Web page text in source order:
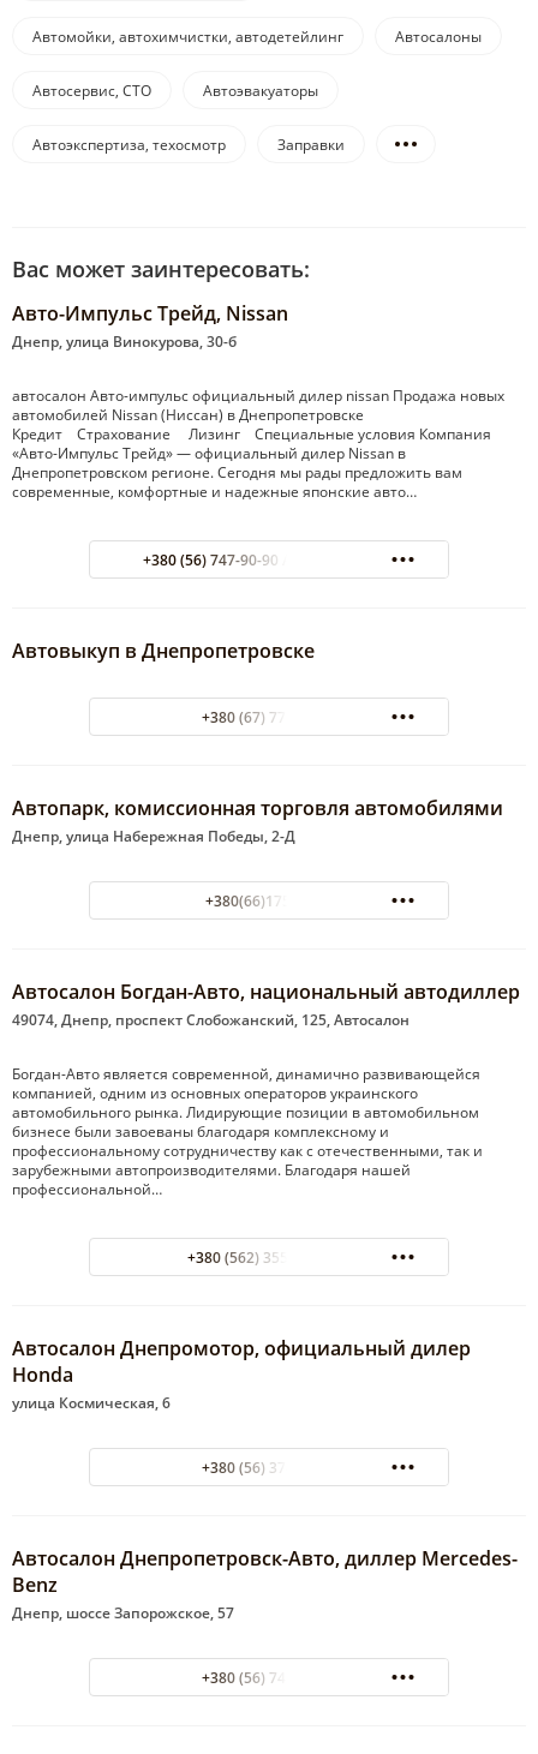
Автомойки, автохимчистки, автодетейлинг Автосалоны
Автосервис, СТО Автоэвакуаторы
Автоэкспертиза, техосмотр Заправки
Вас может заинтересовать:
Авто-Импульс Трейд, Nissan
Днепр, улица Винокурова, 30-б
автосалон Авто-импульс официальный дилер nissan Продажа новых
автомобилей Nissan (Ниссан) в Днепропетровске
Кредит Страхование Лизинг Специальные условия Компания
«Авто-Импульс Трейд» — официальный дилер Nissan в
Днепропетровском регионе. Сегодня мы рады предложить вам
современные, комфортные и надежные японские авто…
+380 (56) 747-90-90 Администратор
Автовыкуп в Днепропетровске
+380 (67) 778-23-22
Автопарк, комиссионная торговля автомобилями
Днепр, улица Набережная Победы, 2-Д
+380(66)175-67-14
Автосалон Богдан-Авто, национальный автодиллер
49074, Днепр, проспект Слобожанский, 125, Автосалон
Богдан-Авто является современной, динамично развивающейся
компанией, одним из основных операторов украинского
автомобильного рынка. Лидирующие позиции в автомобильном
бизнесе были завоеваны благодаря комплексному и
профессиональному сотрудничеству как с отечественными, так и
зарубежными автопроизводителями. Благодаря нашей
профессиональной…
+380 (562) 355-544 СТО
Автосалон Днепромотор, официальный дилер
Honda
улица Космическая, 6
+380 (56) 378-10-00
Автосалон Днепропетровск-Авто, диллер Mercedes-
Benz
Днепр, шоссе Запорожское, 57
+380 (56) 748-88-88